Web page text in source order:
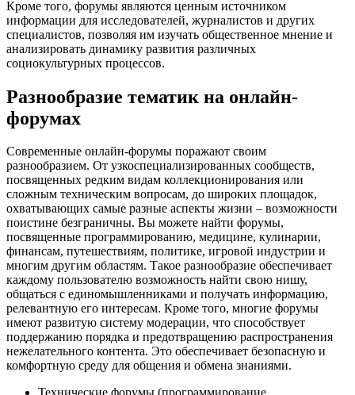
Кроме того, форумы являются ценным источником
информации для исследователей, журналистов и других
специалистов, позволяя им изучать общественное мнение и
анализировать динамику развития различных
социокультурных процессов.
Разнообразие тематик на онлайн-
форумах
Современные онлайн-форумы поражают своим
разнообразием. От узкоспециализированных сообществ,
посвященных редким видам коллекционирования или
сложным техническим вопросам, до широких площадок,
охватывающих самые разные аспекты жизни – возможности
поистине безграничны. Вы можете найти форумы,
посвященные программированию, медицине, кулинарии,
финансам, путешествиям, политике, игровой индустрии и
многим другим областям. Такое разнообразие обеспечивает
каждому пользователю возможность найти свою нишу,
общаться с единомышленниками и получать информацию,
релевантную его интересам. Кроме того, многие форумы
имеют развитую систему модерации, что способствует
поддержанию порядка и предотвращению распространения
нежелательного контента. Это обеспечивает безопасную и
комфортную среду для общения и обмена знаниями.